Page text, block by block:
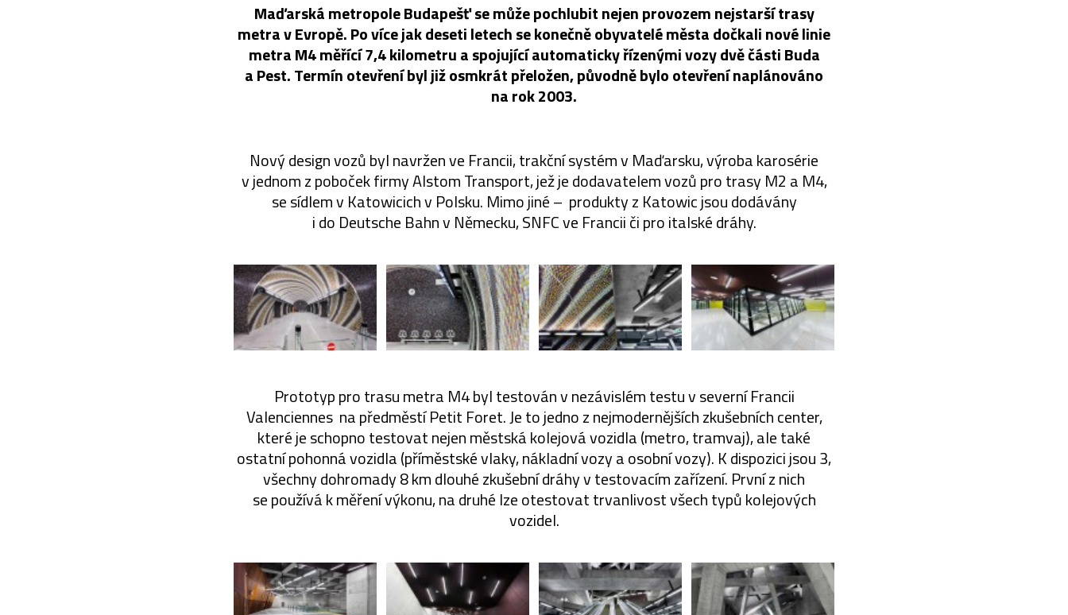
Maďarská metropole Budapešť se může pochlubit nejen provozem nejstarší trasy
metra v Evropě. Po více jak deseti letech se konečně obyvatelé města dočkali nové linie
metra M4 měřící 7,4 kilometru a spojující automaticky řízenými vozy dvě části Buda
a Pest. Termín otevření byl již osmkrát přeložen, původně bylo otevření naplánováno
na rok 2003.
Nový design vozů byl navržen ve Francii, trakční systém v Maďarsku, výroba karosérie
v jednom z poboček firmy Alstom Transport, jež je dodavatelem vozů pro trasy M2 a M4,
se sídlem v Katowicich v Polsku. Mimo jiné – produkty z Katowic jsou dodávány
i do Deutsche Bahn v Německu, SNFC ve Francii či pro italské dráhy.
Prototyp pro trasu metra M4 byl testován v nezávislém testu v severní Francii
Valenciennes na předměstí Petit Foret. Je to jedno z nejmodernějších zkušebních center,
které je schopno testovat nejen městská kolejová vozidla (metro, tramvaj), ale také
ostatní pohonná vozidla (příměstské vlaky, nákladní vozy a osobní vozy). K dispozici jsou 3,
všechny dohromady 8 km dlouhé zkušební dráhy v testovacím zařízení. První z nich
se používá k měření výkonu, na druhé lze otestovat trvanlivost všech typů kolejových
vozidel.